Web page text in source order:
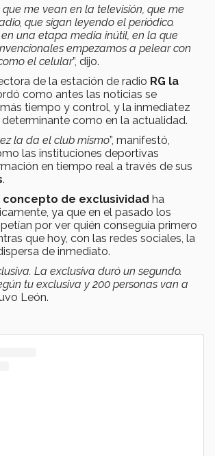
me vean en la televisión, que me
que sigan leyendo el periódico.
una etapa media inútil, en la que
empezamos a pelear con
el celular”, dijo.
de la estación de radio RG la
como antes las noticias se
tiempo y control, y la inmediatez
como en la actualidad.
la da el club mismo”, manifestó,
las instituciones deportivas
en tiempo real a través de sus
.
concepto de exclusividad ha
ya que en el pasado los
por ver quién conseguía primero
que hoy, con las redes sociales, la
de inmediato.
La exclusiva duró un segundo.
tu exclusiva y 200 personas van a
León.